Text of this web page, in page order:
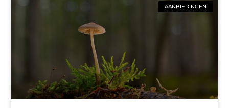
AANBIEDINGEN